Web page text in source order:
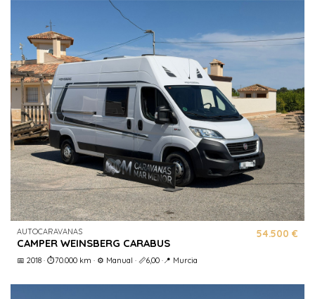
AUTOCARAVANAS
CAMPER WEINSBERG CARABUS
54.500 €
📅 2018 · ⏱️70.000 km · ⚙️ Manual · 📏6,00 ·📍 Murcia